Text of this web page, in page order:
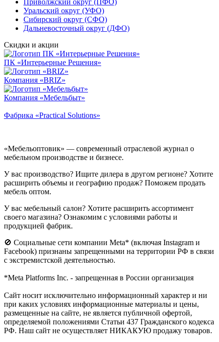
Уральский округ (УФО)
Сибирский округ (СФО)
Дальневосточный округ (ДФО)
Скидки и акции
ПК «Интерьерные Решения»
Компания «BRIZ»
Компания «Мебельбыт»
Фабрика «Practical Solutions»
«Мебельоптовик» — современный отраслевой журнал о
мебельном производстве и бизнесе.
У вас производство? Ищите дилера в другом регионе? Хотите
расширить объемы и географию продаж? Поможем продать
мебель оптом.
У вас мебельный салон? Хотите расширить ассортимент
своего магазина? Ознакомим с условиями работы и
продукцией фабрик.
🚫 Социальные сети компании Meta* (включая Instagram и
Facebook) признаны запрещенными на территории РФ в связи
с экстремистской деятельностью.
*Meta Platforms Inc. - запрещенная в России организация
Cайт носит исключительно информационный характер и ни
при каких условиях информационные материалы и цены,
размещенные на сайте, не является публичной офертой,
определяемой положениями Статьи 437 Гражданского кодекса
РФ. Наш сайт не осуществляет НИКАКУЮ продажу товаров.